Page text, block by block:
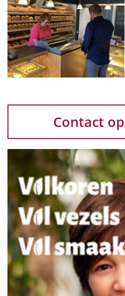
Contact